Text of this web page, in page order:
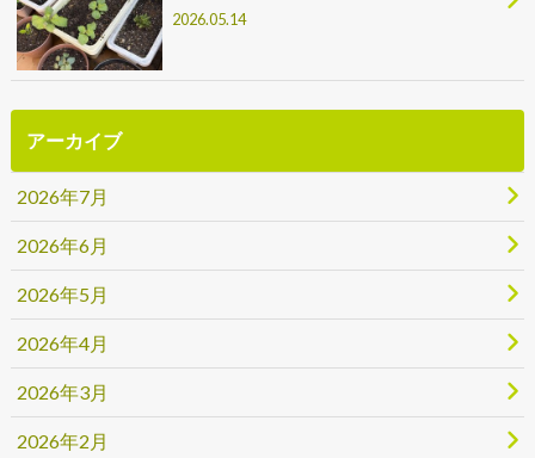
2026.05.14
アーカイブ
2026年7月
2026年6月
2026年5月
2026年4月
2026年3月
2026年2月